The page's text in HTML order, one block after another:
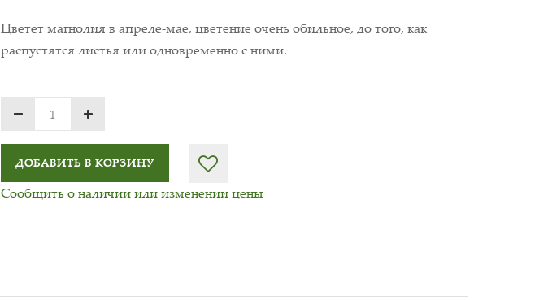
Цветет магнолия в апреле-мае, цветение очень обильное, до того, как
распустятся листья или одновременно с ними.
ДОБАВИТЬ В КОРЗИНУ
Сообщить о наличии или изменении цены